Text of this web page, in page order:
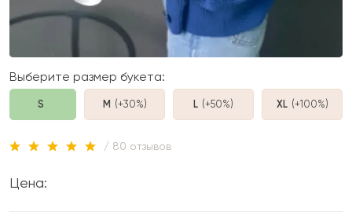
Выберите размер букета:
S M (+30%) L (+50%) XL (+100%)
/ 80 отзывов
Цена: